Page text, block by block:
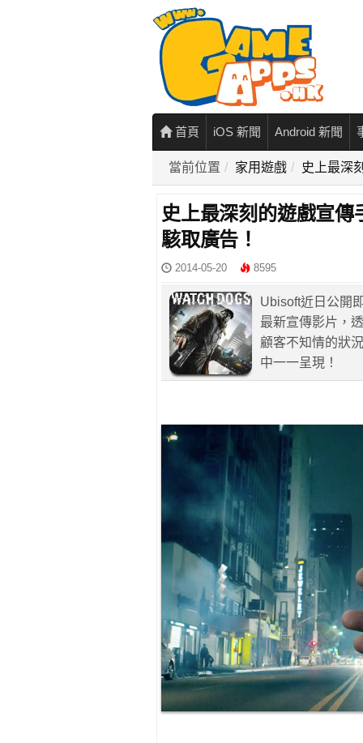
首頁 iOS 新聞 Android 新聞
當前位置 家用遊戲 史上最深
史上最深刻的遊戲宣
駭取廣告！
2014-05-20 8595
Ubisoft近日公開
最新宣傳影片，
顧客不知情的狀
中一一呈現！